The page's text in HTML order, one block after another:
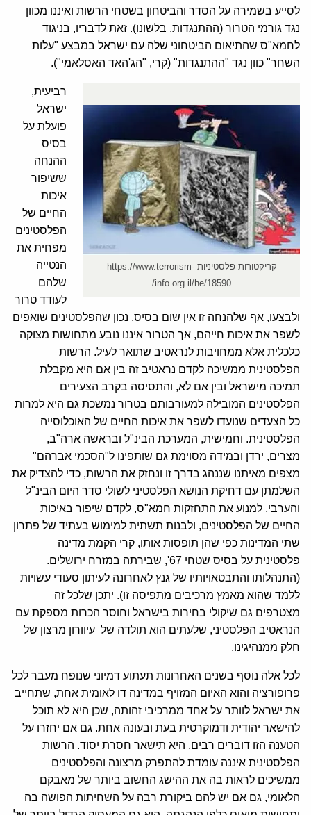
לסייע בשמירה על הסדר והביטחון בשטחי הרשות ואיננו מכוון
נגד גורמי הטרור (ההתנגדות, בלשונו). זאת לדבריו, בניגוד
לחמא"ס שהתיאום הביטחוני שלה עם ישראל במבצע "עלות
השחר" כוון נגד "ההתנגדות" (קרי, "הג'האד האסלאמי").
קריקטורות פלסטיניות https://www.terrorism-
info.org.il/he/18590/
רביעית,
ישראל
פועלת על
בסיס
ההנחה
ששיפור
איכות
החיים של
הפלסטינים
מפחית את
הנטייה
שלהם
לעודד טרור
ולבצעו, אף שלהנחה זו אין שום בסיס, נכון שהפלסטינים שואפים
לשפר את איכות חייהם, אך הטרור איננו נובע מתחושות מצוקה
כלכלית אלא ממחויבות לנראטיב שתואר לעיל. הרשות
הפלסטינית ממשיכה לקדם נראטיב זה בין אם היא מקבלת
תמיכה מישראל ובין אם לא, והתסיסה בקרב הצעירים
הפלסטינים המובילה למעורבותם בטרור נמשכת גם היא למרות
כל הצעדים שנועדו לשפר את איכות החיים של האוכלוסייה
הפלסטינית. וחמישית, המערכת הבינ"ל ובראשה ארה"ב,
מצרים, ירדן ובמידה מסוימת גם שותפינו ל"הסכמי אברהם"
מצפים מאיתנו שננהג בדרך זו ונחזק את הרשות, כדי להצדיק את
השלמתן עם דחיקת הנושא הפלסטיני לשולי סדר היום הבינ"ל
והערבי, למנוע את התחזקות חמא"ס, לקדם שיפור באיכות
החיים של הפלסטינים, ולבנות תשתית למימוש בעתיד של פתרון
שתי המדינות כפי שהן תופסות אותו, קרי הקמת מדינה
פלסטינית על בסיס שטחי 67', שבירתה במזרח ירושלים.
(התנהלותו והתבטאויותיו של גנץ לאחרונה לעיתון סעודי עשויות
ללמד שהוא מאמץ מרכיבים מתפיסה זו). יתכן שלכל זה
מצטרפים גם שיקולי בחירות בישראל וחוסר הכרות מספקת עם
הנראטיב הפלסטיני, שלעתים הוא תולדה של עיוורון מרצון של
חלק ממנהיגינו.
לכל אלה נוסף בשנים האחרונות תעתוע דמיוני שנופח מעבר לכל
פרופורציה והוא האיום המזויף במדינה דו לאומית אחת, שתחייב
את ישראל לוותר על אחד ממרכיבי זהותה, שכן היא לא תוכל
להישאר יהודית ודמוקרטית בעת ובעונה אחת. גם אם יחזרו על
הטענה הזו דוברים רבים, היא תישאר חסרת יסוד. הרשות
הפלסטינית איננה עומדת להתפרק מרצונה והפלסטינים
ממשיכים לראות בה את ההישג החשוב ביותר של מאבקם
הלאומי, גם אם יש להם ביקורת רבה על השחיתות הפושה בה